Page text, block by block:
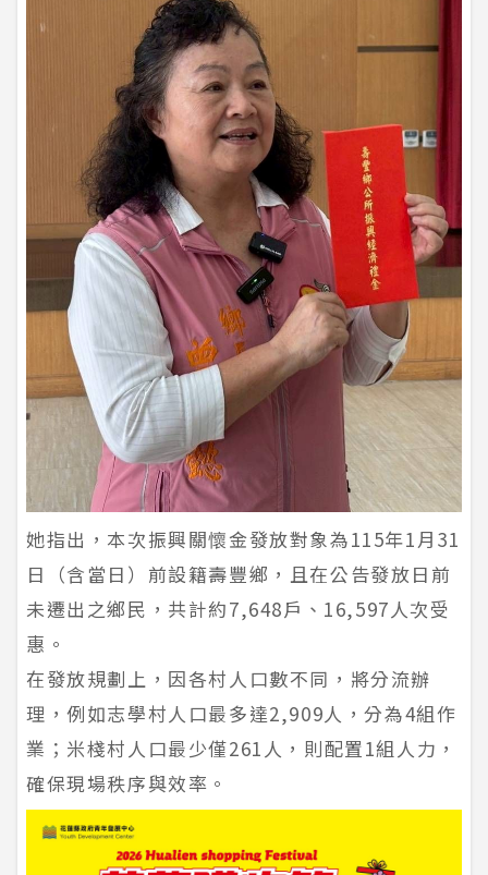
她指出，本次振興關懷金發放對象為115年1月31
日（含當日）前設籍壽豐鄉，且在公告發放日前
未遷出之鄉民，共計約7,648戶、16,597人次受
惠。
在發放規劃上，因各村人口數不同，將分流辦
理，例如志學村人口最多達2,909人，分為4組作
業；米棧村人口最少僅261人，則配置1組人力，
確保現場秩序與效率。